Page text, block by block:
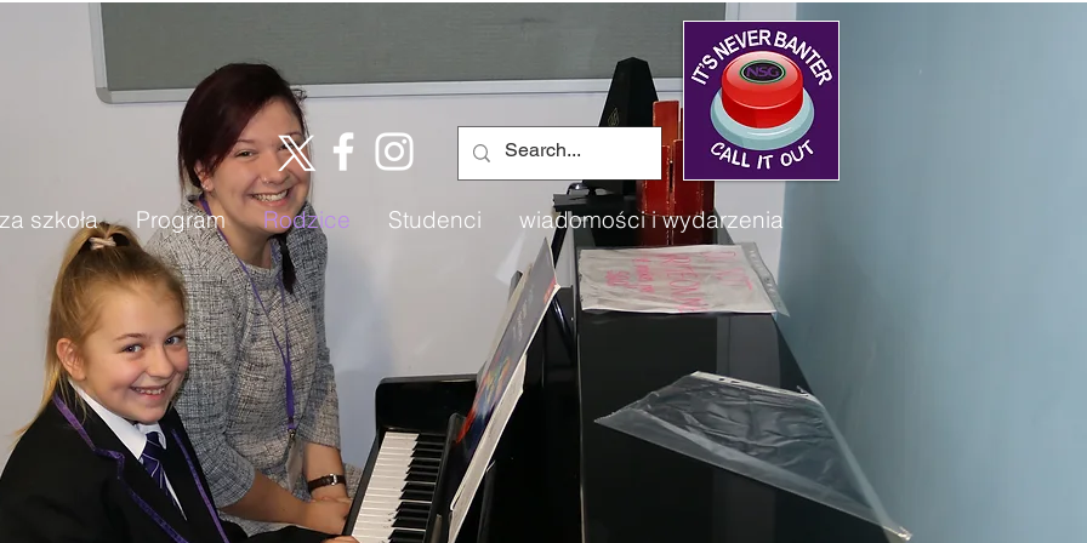
szkoła Program Rodzice Studenci wiadomości i wydarzenia